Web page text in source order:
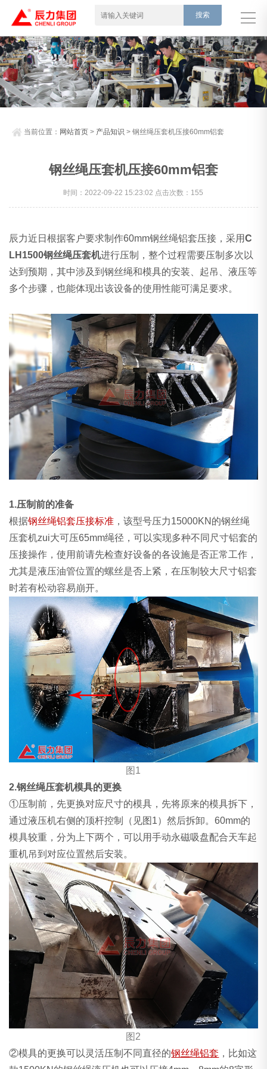
当前位置： 网站首页 > 产品知识 > 钢丝绳压套机压接60mm铝套
钢丝绳压套机压接60mm铝套
时间：2022-09-22 15:23:02 点击次数：155
辰力近日根据客户要求制作60mm钢丝绳铝套压接，采用C
LH1500钢丝绳压套机进行压制，整个过程需要压制多次以
达到预期，其中涉及到钢丝绳和模具的安装、起吊、液压等
多个步骤，也能体现出该设备的使用性能可满足要求。
1.压制前的准备
根据钢丝绳铝套压接标准 ，该型号压力15000KN的钢丝绳
压套机zui大可压65mm绳径，可以实现多种不同尺寸铝套的
压接操作，使用前请先检查好设备的各设施是否正常工作，
尤其是液压油管位置的螺丝是否上紧，在压制较大尺寸铝套
时若有松动容易崩开。
图1
2.钢丝绳压套机模具的更换
①压制前，先更换对应尺寸的模具，先将原来的模具拆下，
通过液压机右侧的顶杆控制（见图1）然后拆卸。60mm的
模具较重，分为上下两个，可以用手动永磁吸盘配合天车起
重机吊到对应位置然后安装。
图2
②模具的更换可以灵活压制不同直径的钢丝绳铝套 ，比如这